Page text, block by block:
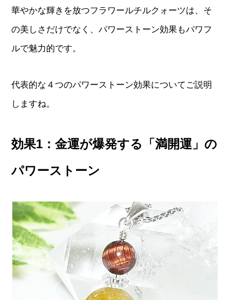
華やかな輝きを放つフラワールチルクォーツは、そ
の美しさだけでなく、パワーストーン効果もパワフ
ルで魅力的です。
代表的な４つのパワーストーン効果についてご説明
しますね。
効果1：金運が爆発する「満開運」の
パワーストーン